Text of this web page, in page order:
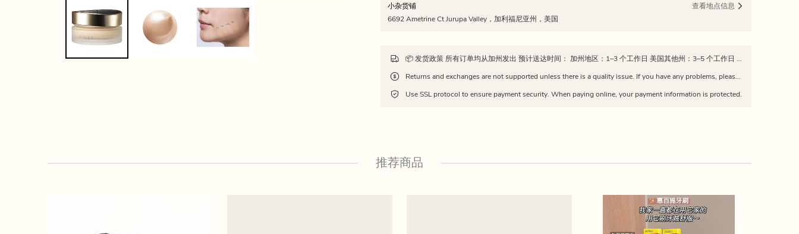
小杂货铺
6692 Ametrine Ct Jurupa Valley，加利福尼亚州，美国
查看地点信息
📦 发货政策 所有订单均从加州发出 预计送达时间： 加州地区：1–3 个工作日 美国其他州：3–5 个工作日 订单发货后，我们会提供物流追踪信息。 请注意：因快递公司延误、天气或节假日，实际送达时间可能有所不同。 Estimated delivery time: California: 1–3 business days Other U.S. states: 3–5 business days Tracking information will be provided once the order is shipped. Please note: delivery times may vary due to carrier delays, weather, or holidays.
Returns and exchanges are not supported unless there is a quality issue. If you have any problems, please feel free to contact us via WeChat: dajiang226688
Use SSL protocol to ensure payment security. When paying online, your payment information is protected.
推荐商品